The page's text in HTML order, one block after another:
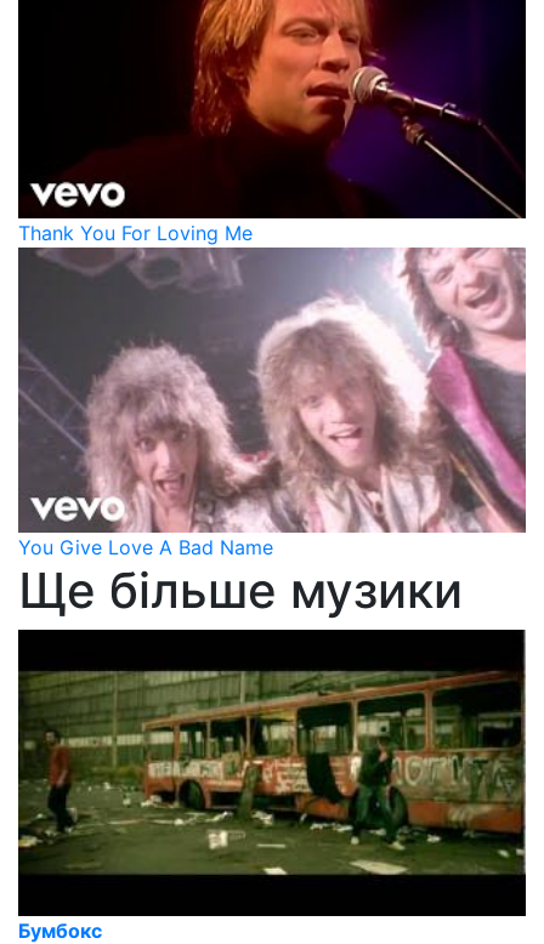
Thank You For Loving Me
You Give Love A Bad Name
Ще більше музики
Бумбокс